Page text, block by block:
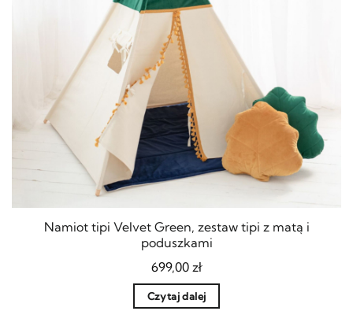
Namiot tipi Velvet Green, zestaw tipi z matą i
poduszkami
699,00 zł
Czytaj dalej